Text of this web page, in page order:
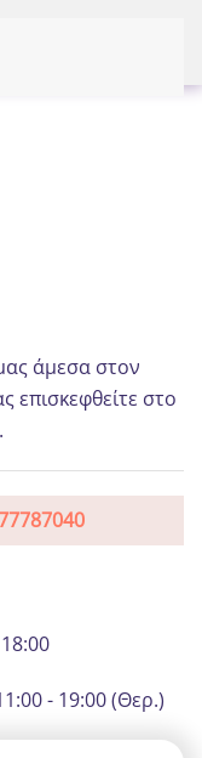
άμεσα στον
επισκεφθείτε στο
- 19:00 (Θερ.)